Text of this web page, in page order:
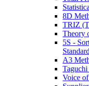
8D
TRIZ
Theory
5S -
A3
Voice